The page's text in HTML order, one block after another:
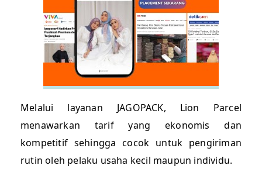
Melalui layanan JAGOPACK, Lion Parcel
menawarkan tarif yang ekonomis dan
kompetitif sehingga cocok untuk pengiriman
rutin oleh pelaku usaha kecil maupun individu.